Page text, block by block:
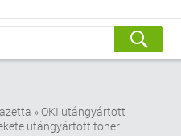
» OKI utángyártott
utángyártott toner